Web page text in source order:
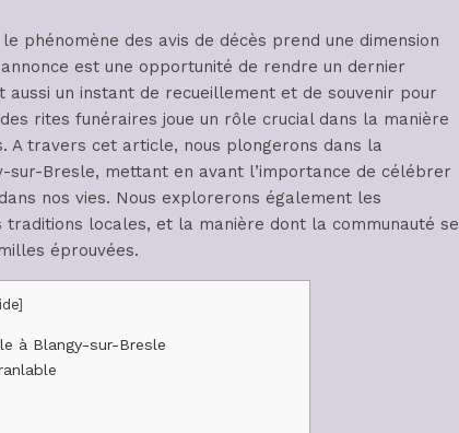
phénomène des avis de décès prend une dimension
est une opportunité de rendre un dernier
aussi un instant de recueillement et de souvenir pour
rites funéraires joue un rôle crucial dans la manière
A travers cet article, nous plongerons dans la
sur-Bresle, mettant en avant l’importance de célébrer
nos vies. Nous explorerons également les
locales, et la manière dont la communauté se
éprouvées.
]
à Blangy-sur-Bresle